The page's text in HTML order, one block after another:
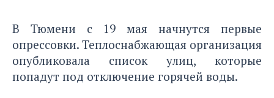
В Тюмени с 19 мая начнутся первые
опрессовки. Теплоснабжающая организация
опубликовала список улиц, которые
попадут под отключение горячей воды.